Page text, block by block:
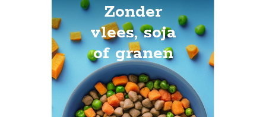
Zonder
vlees, soja
of granen